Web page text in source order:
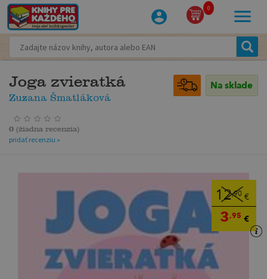
0
Joga zvieratká
Zuzana Šmatláková
Na sklade
0 (žiadna recenzia)
pridať recenziu »
12,90 €
3,95 €